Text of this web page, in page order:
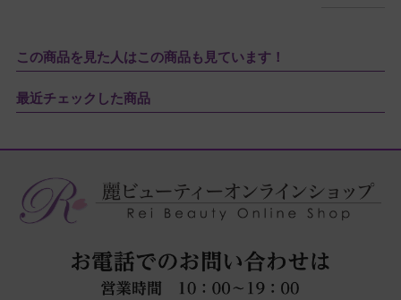
この商品を見た人はこの商品も見ています！
最近チェックした商品